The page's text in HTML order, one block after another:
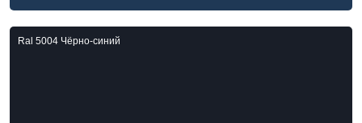
Ral 5004 Чёрно-синий